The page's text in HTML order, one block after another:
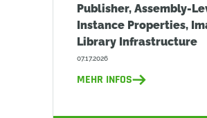
Publisher, Assembly-
Instance Properties,
Library Infrastructure
07.17.2026
MEHR INFOS